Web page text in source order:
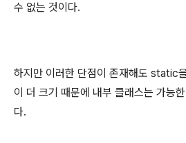
수 없는 것이다.
하지만 이러한 단점이 존재해도 static
이 더 크기 때문에 내부 클래스는 가능
다.